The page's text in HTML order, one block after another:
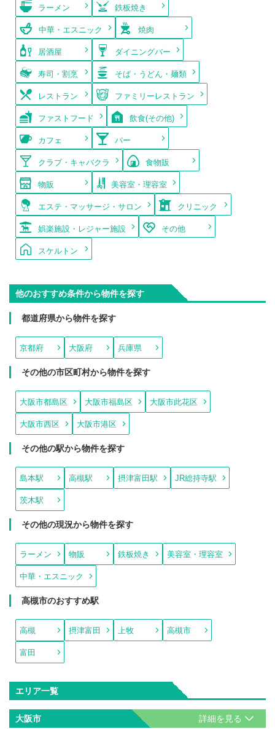
ラーメン 鉄板焼き
中華・エスニック 焼肉
居酒屋 ダイニングバー
寿司・割烹 そば・うどん・麺類
レストラン ファミリーレストラン
ファストフード 飲食(その他)
カフェ バー
クラブ・キャバクラ 食物販
物販 美容室・理容室
エステ・マッサージ・サロン クリニック
娯楽施設・レジャー施設 その他
スケルトン
他のおすすめ条件から物件を探す
都道府県から物件を探す
京都府 大阪府 兵庫県
その他の市区町村から物件を探す
大阪市都島区 大阪市福島区 大阪市此花区
大阪市西区 大阪市港区
その他の駅から物件を探す
島本駅 高槻駅 摂津富田駅 JR総持寺駅
茨木駅
その他の現況から物件を探す
ラーメン 物販 鉄板焼き 美容室・理容室
中華・エスニック
高槻市のおすすめ駅
高槻 摂津富田 上牧 高槻市
富田
エリア一覧
大阪市